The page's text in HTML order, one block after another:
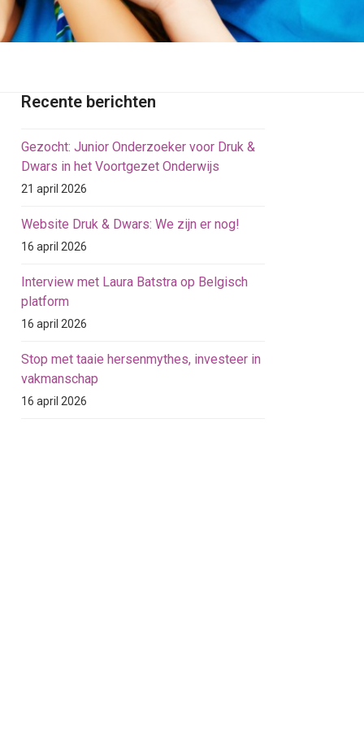
Recente berichten
Gezocht: Junior Onderzoeker voor Druk &
Dwars in het Voortgezet Onderwijs
21 april 2026
Website Druk & Dwars: We zijn er nog!
16 april 2026
Interview met Laura Batstra op Belgisch
platform
16 april 2026
Stop met taaie hersenmythes, investeer in
vakmanschap
16 april 2026